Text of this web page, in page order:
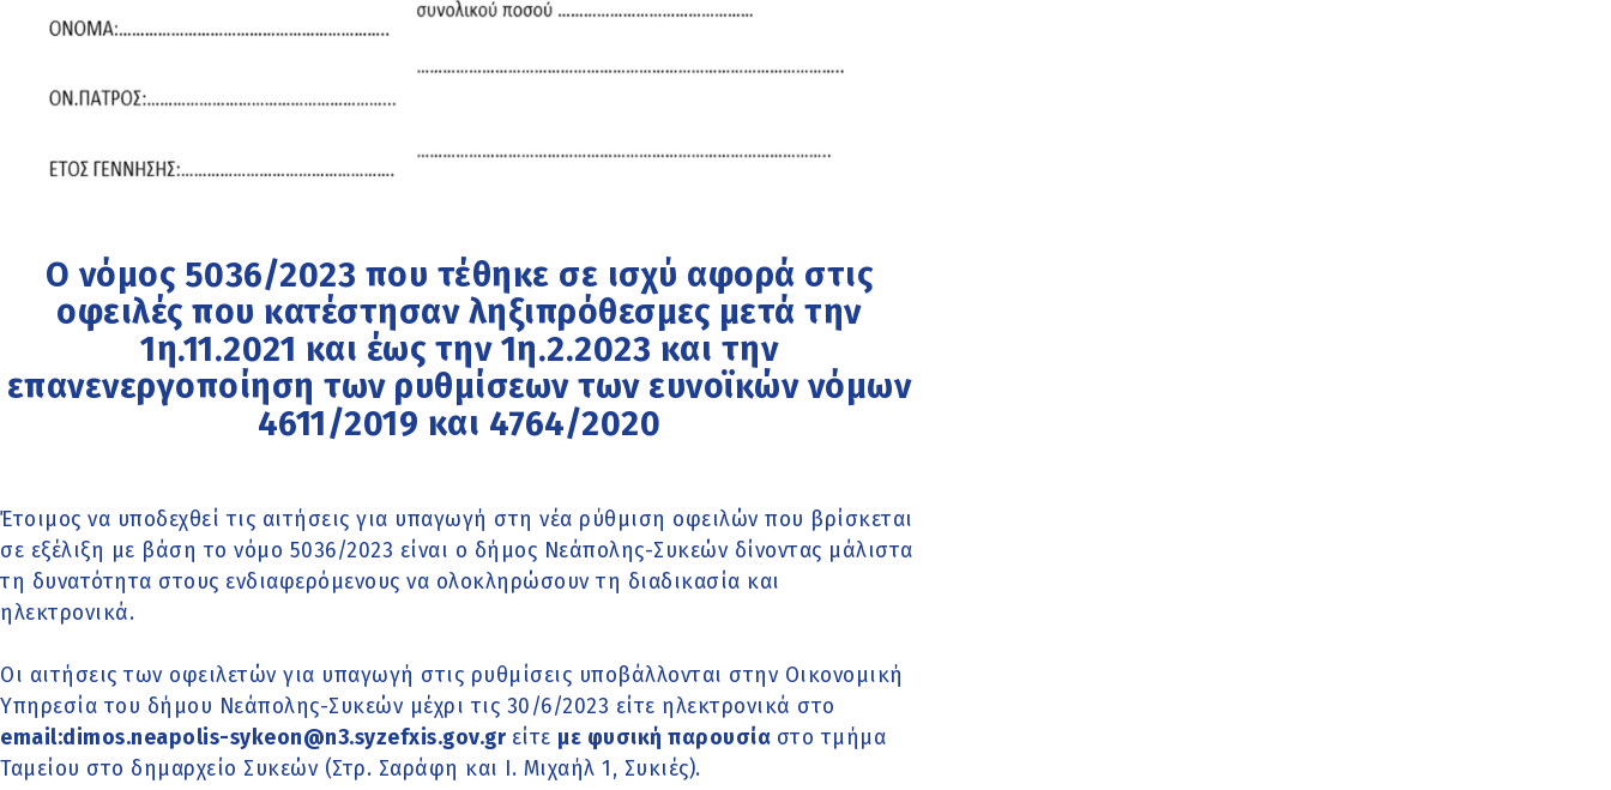
Ο νόμος 5036/2023 που τέθηκε σε ισχύ αφορά στις
οφειλές που κατέστησαν ληξιπρόθεσμες μετά την
1η.11.2021 και έως την 1η.2.2023 και την
επανενεργοποίηση των ρυθμίσεων των ευνοϊκών νόμων
4611/2019 και 4764/2020
Έτοιμος να υποδεχθεί τις αιτήσεις για υπαγωγή στη νέα ρύθμιση οφειλών που βρίσκεται
σε εξέλιξη με βάση το νόμο 5036/2023 είναι ο δήμος Νεάπολης-Συκεών δίνοντας μάλιστα
τη δυνατότητα στους ενδιαφερόμενους να ολοκληρώσουν τη διαδικασία και
ηλεκτρονικά.
Οι αιτήσεις των οφειλετών για υπαγωγή στις ρυθμίσεις υποβάλλονται στην Οικονομική
Υπηρεσία του δήμου Νεάπολης-Συκεών μέχρι τις 30/6/2023 είτε ηλεκτρονικά στο
email:dimos.neapolis-sykeon@n3.syzefxis.gov.gr είτε με φυσική παρουσία στο τμήμα
Ταμείου στο δημαρχείο Συκεών (Στρ. Σαράφη και Ι. Μιχαήλ 1, Συκιές).